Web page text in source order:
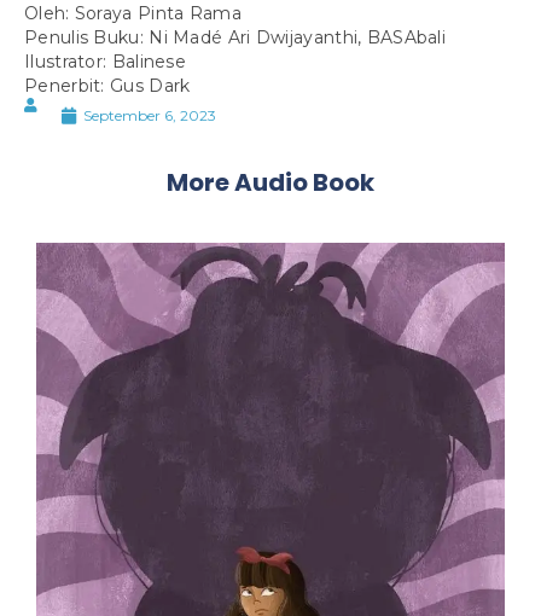
Oleh: Soraya Pinta Rama
Penulis Buku: Ni Madé Ari Dwijayanthi, BASAbali
Ilustrator: Balinese
Penerbit: Gus Dark
September 6, 2023
More Audio Book